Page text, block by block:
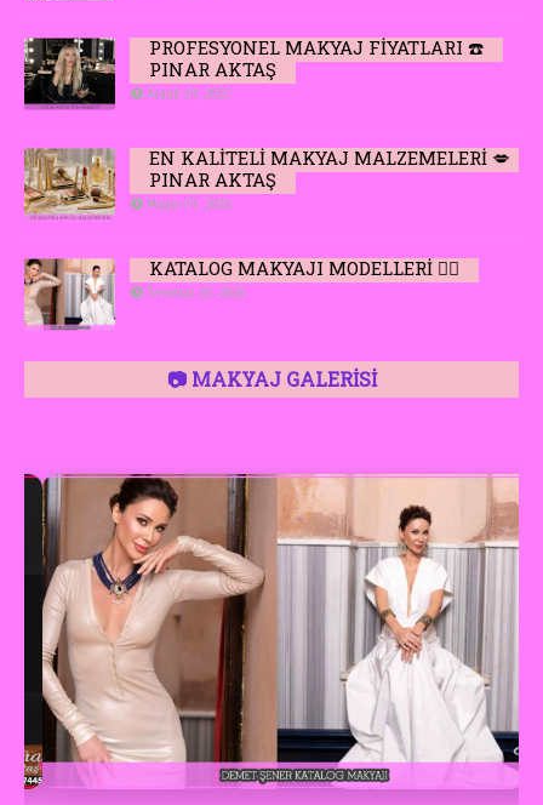
PROFESYONEL MAKYAJ FİYATLARI ☎️
PINAR AKTAŞ
Aralık 01, 2025
EN KALİTELİ MAKYAJ MALZEMELERİ 💋
PINAR AKTAŞ
Mayıs 01, 2026
KATALOG MAKYAJI MODELLERİ 👆🏻
Temmuz 20, 2026
📷 MAKYAJ GALERİSİ